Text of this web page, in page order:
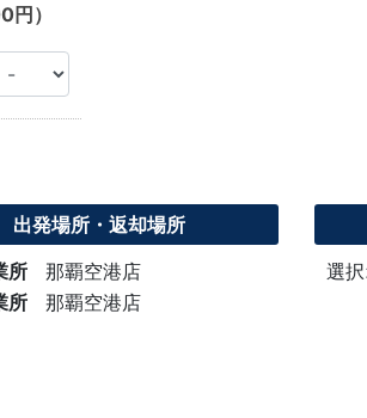
）
出発場所・返却場所
所
那覇空港店
所
那覇空港店
選